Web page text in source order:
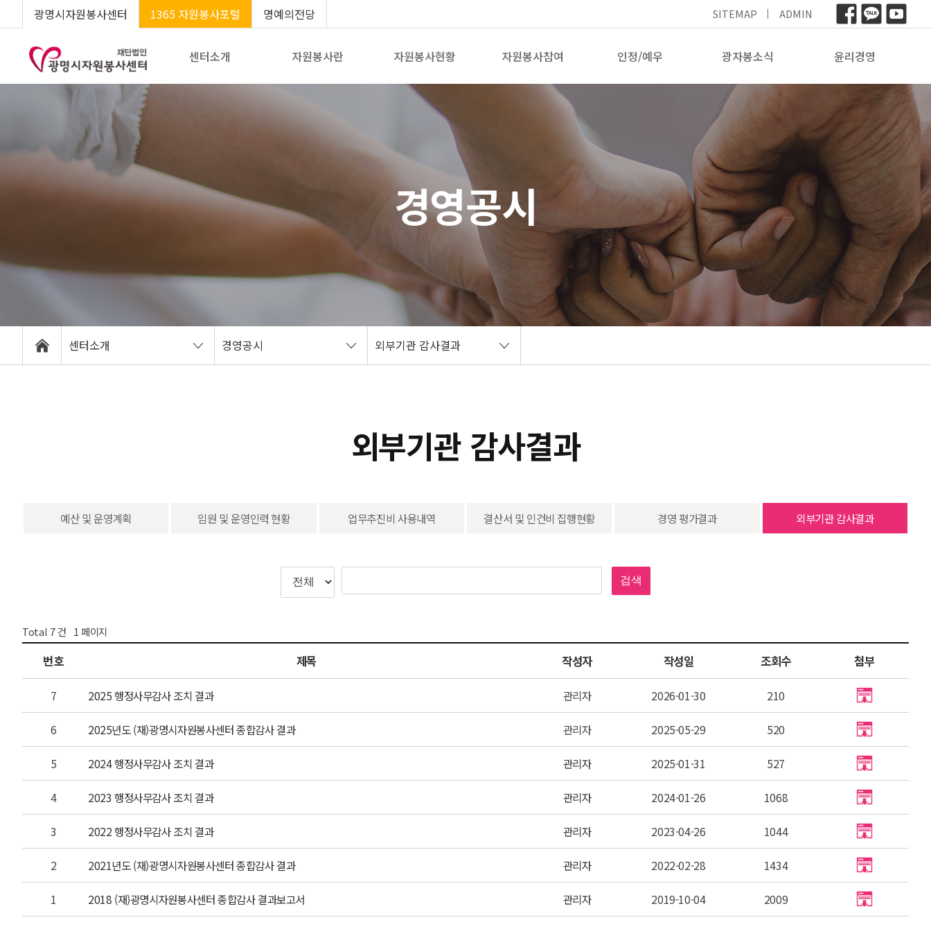
광명시자원봉사센터 1365 자원봉사포털 명예의전당 SITEMAP ADMIN
센터소개 자원봉사란 자원봉사현황 자원봉사참여 인정/예우 광자봉소식 윤리경영
경영공시
센터소개 경영공시 외부기관 감사결과
외부기관 감사결과
예산 및 운영계획 임원 및 운영인력 현황 업무추진비 사용내역 결산서 및 인건비 집행현황 경영 평가결과 외부기관 감사결과
검색
Total 7건 1 페이지
번호 제목 작성자 작성일 조회수 첨부
7 2025 행정사무감사 조치 결과 관리자 2026-01-30 210
6 2025년도 (재)광명시자원봉사센터 종합감사 결과 관리자 2025-05-29 520
5 2024 행정사무감사 조치 결과 관리자 2025-01-31 527
4 2023 행정사무감사 조치 결과 관리자 2024-01-26 1068
3 2022 행정사무감사 조치 결과 관리자 2023-04-26 1044
2 2021년도 (재)광명시자원봉사센터 종합감사 결과 관리자 2022-02-28 1434
1 2018 (재)광명시자원봉사센터 종합감사 결과보고서 관리자 2019-10-04 2009